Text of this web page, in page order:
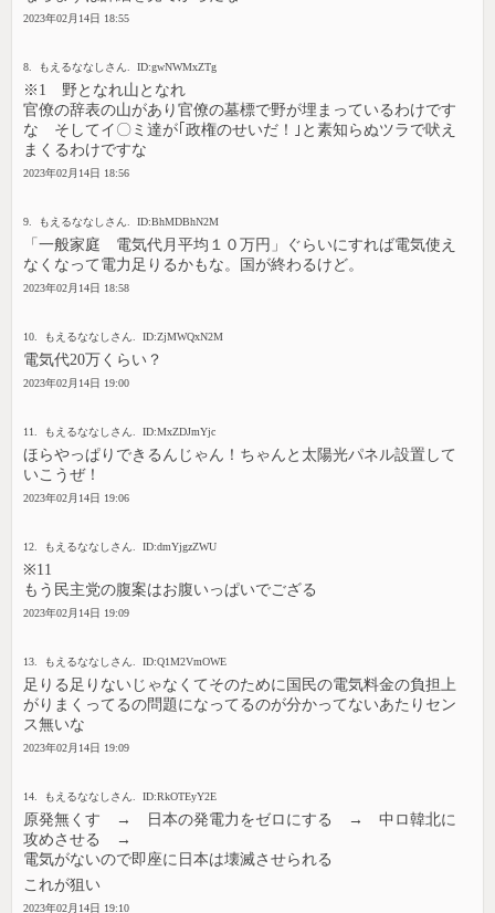
2023年02月14日 18:55
8. もえるななしさん. ID:gwNWMxZTg
※1 野となれ山となれ
官僚の辞表の山があり官僚の墓標で野が埋まっているわけです
な そしてイ〇ミ達が｢政権のせいだ！｣と素知らぬツラで吠え
まくるわけですな
2023年02月14日 18:56
9. もえるななしさん. ID:BhMDBhN2M
「一般家庭 電気代月平均１０万円」ぐらいにすれば電気使え
なくなって電力足りるかもな。国が終わるけど。
2023年02月14日 18:58
10. もえるななしさん. ID:ZjMWQxN2M
電気代20万くらい？
2023年02月14日 19:00
11. もえるななしさん. ID:MxZDJmYjc
ほらやっぱりできるんじゃん！ちゃんと太陽光パネル設置して
いこうぜ！
2023年02月14日 19:06
12. もえるななしさん. ID:dmYjgzZWU
※11
もう民主党の腹案はお腹いっぱいでござる
2023年02月14日 19:09
13. もえるななしさん. ID:Q1M2VmOWE
足りる足りないじゃなくてそのために国民の電気料金の負担上
がりまくってるの問題になってるのが分かってないあたりセン
ス無いな
2023年02月14日 19:09
14. もえるななしさん. ID:RkOTEyY2E
原発無くす → 日本の発電力をゼロにする → 中ロ韓北に
攻めさせる →
電気がないので即座に日本は壊滅させられる
これが狙い
2023年02月14日 19:10